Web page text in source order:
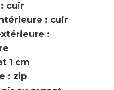
cuir
: cuir
:
1 cm
: zip